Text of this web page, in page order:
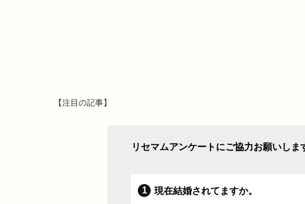
【注目の記事】
リセマムアンケートにご協力お願いしま
現在結婚されてますか。